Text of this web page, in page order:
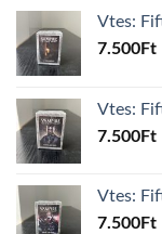
Vtes:
7.500Ft
Vtes:
7.500Ft
Vtes:
7.500Ft